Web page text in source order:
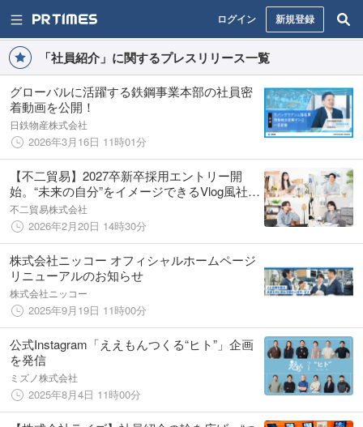
ログイン 新規登録
「社員紹介」に関するプレスリリース一覧
グローバルに活躍する鉄鋼事業本部の社員密
着動画を公開！
日鉄物産株式会社
2026年3月16日 11時01分
【不二貿易】2027卒新卒採用エントリー開
始。“未来の自分”をイメージできるVlog風社員
ショートムービーを公開。
不二貿易株式会社
2026年2月20日 14時30分
株式会社ニッコー オフィシャルホームページ
リニューアルのお知らせ
株式会社ニッコー
2025年9月19日 11時00分
公式Instagram「ええもんつくる“ヒト”」企画
を発信
ミズノ株式会社
2025年8月4日 11時00分